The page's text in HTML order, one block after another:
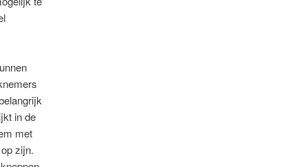
in de
met
zijn.